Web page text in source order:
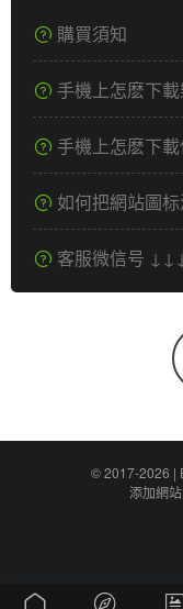
購買須知
手機上怎麽下載
手機上怎麽下載
如何把網站圖
客服微信号
© 2017-2026 |
添加網